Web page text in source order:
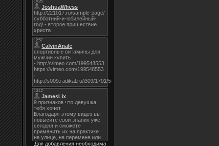
Для добавления необходима